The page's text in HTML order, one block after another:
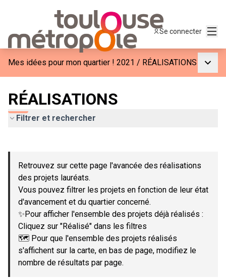
Se connecter
Mes idées pour mon quartier ! 2021 / RÉALISATIONS
RÉALISATIONS
Filtrer et rechercher
−
Retrouvez sur cette page l'avancée des réalisations
des projets lauréats.
Vous pouvez filtrer les projets en fonction de leur état
d'avancement et du quartier concerné.
✨Pour afficher l'ensemble des projets déjà réalisés :
Cliquez sur "Réalisé" dans les filtres
🗺️ Pour que l'ensemble des projets réalisés
s'affichent sur la carte, en bas de page, modifiez le
nombre de résultats par page.